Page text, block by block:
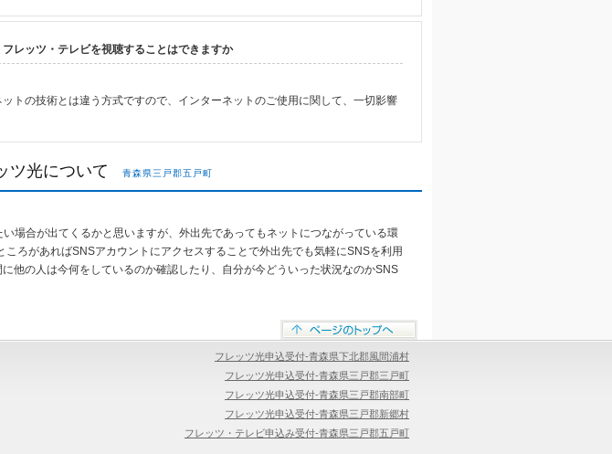
レッツ・テレビを視聴することはできますか
トの技術とは違う方式ですので、インターネットのご使用に関して、一切影響
ツ光について 青森県三戸郡五戸町
場合が出てくるかと思いますが、外出先であってもネットにつながっている環
ろがあればSNSアカウントにアクセスすることで外出先でも気軽にSNSを利用
他の人は今何をしているのか確認したり、自分が今どういった状況なのかSNS
フレッツ光申込受付-青森県下北郡風間浦村
フレッツ光申込受付-青森県三戸郡三戸町
フレッツ光申込受付-青森県三戸郡南部町
フレッツ光申込受付-青森県三戸郡新郷村
フレッツ・テレビ申込み受付-青森県三戸郡五戸町